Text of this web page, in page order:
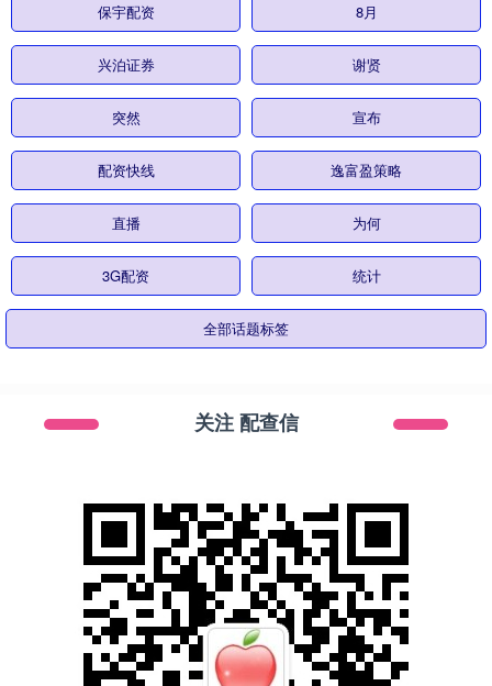
保宇配资 8月
兴泊证券 谢贤
突然 宣布
配资快线 逸富盈策略
直播 为何
3G配资 统计
全部话题标签
关注 配查信